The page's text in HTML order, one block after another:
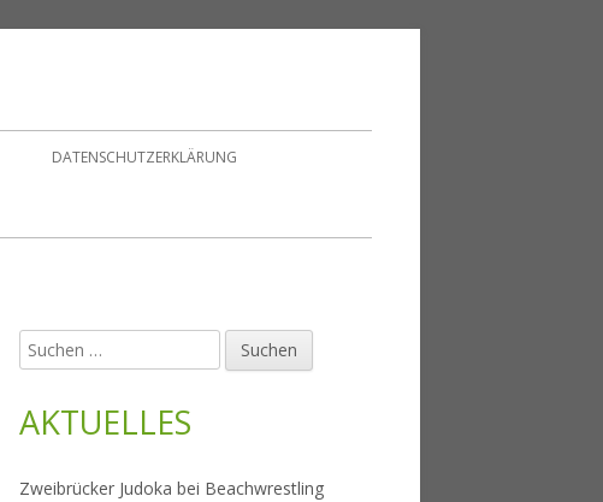
DATENSCHUTZERKLÄRUNG
Haupt-
Seitenleiste
Suchen
nach:
AKTUELLES
Zweibrücker Judoka bei Beachwrestling